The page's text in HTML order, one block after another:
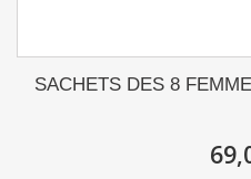
SACHETS DES 8